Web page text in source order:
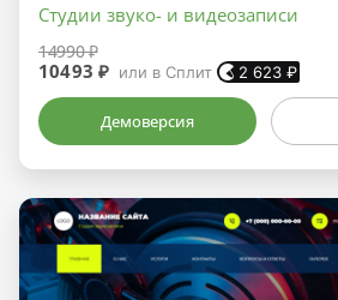
Студии звуко- и видеозаписи
14990 ₽
10493 ₽ или в Сплит 2 623 ₽
Демоверсия